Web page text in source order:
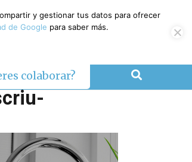
colaborar?
y gestionar tus datos para ofrecer
de Google para saber más.